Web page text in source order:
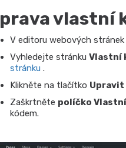
vlastní
V editoru webových stránek
Vyhledejte stránku Vlastní
stránku .
Klikněte na tlačítko Upravit
Zaškrtněte políčko
kódem.